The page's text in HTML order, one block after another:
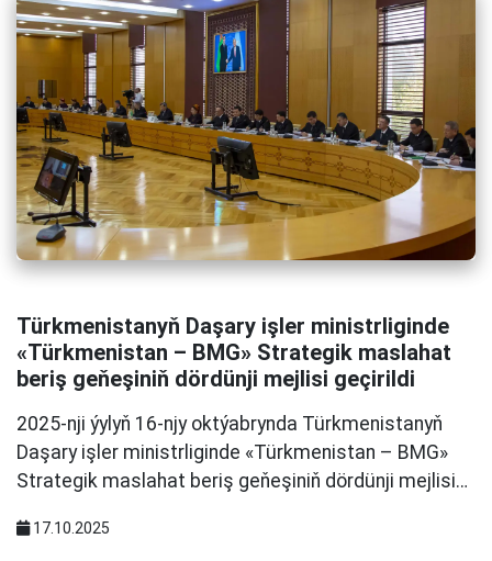
Türkmenistanyň Daşary işler ministrliginde
«Türkmenistan – BMG» Strategik maslahat
beriş geňeşiniň dördünji mejlisi geçirildi
2025-nji ýylyň 16-njy oktýabrynda Türkmenistanyň
Daşary işler ministrliginde «Türkmenistan – BMG»
Strategik maslahat beriş geňeşiniň dördünji mejlisi…
17.10.2025